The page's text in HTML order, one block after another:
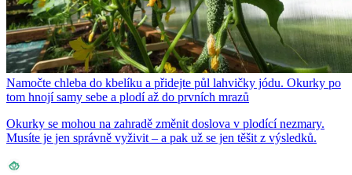
Namočte chleba do kbelíku a přidejte půl lahvičky jódu. Okurky po
tom hnojí samy sebe a plodí až do prvních mrazů
Okurky se mohou na zahradě změnit doslova v plodící nezmary.
Musíte je jen správně vyživit – a pak už se jen těšit z výsledků.